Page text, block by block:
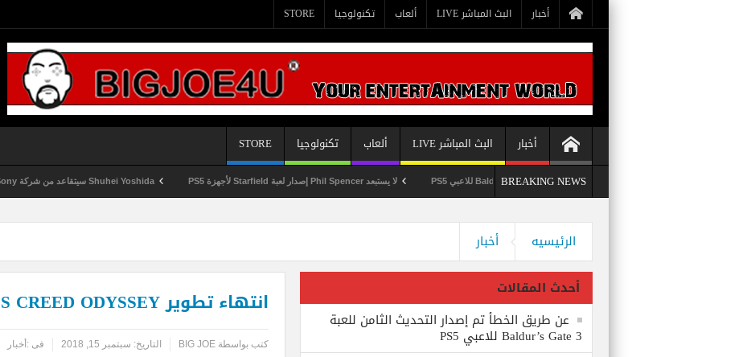
أخبار البث المباشر LIVE ألعاب تكنولوجيا STORE
أخبار البث المباشر LIVE ألعاب تكنولوجيا
STORE
BREAKING NEWSعن طريق الخطأ تم إصدار التحديث الثامن للعبة Baldur’s Gate 3 للاعبي PS5 لا يستبعد Phil Spencer إصدار لعبة Starfield لأجهزة PS5 Shuhei Yoshida سيتقاعد من شركة Sony في يناير المقبل
الرئيسيه أخبار
انتهاء تطوير ASSASSIN’S CREED ODYSSEY بالكامل
كتب بواسطة BIG JOE التاريخ: سبتمبر 15, 2018 فى : أخبار
أحدث المقالات
عن طريق الخطأ تم إصدار التحديث الثامن للعبة
Baldur’s Gate 3 للاعبي PS5